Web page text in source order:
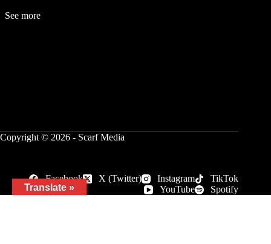
See more
Copyright © 2026 - Scarf Media
Facebook X (Twitter) Instagram
TikTok
YouTube
Spotify
Translate »